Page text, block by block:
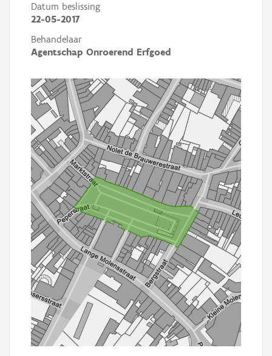
Datum beslissing
22-05-2017
Behandelaar
Agentschap Onroerend Erfgoed